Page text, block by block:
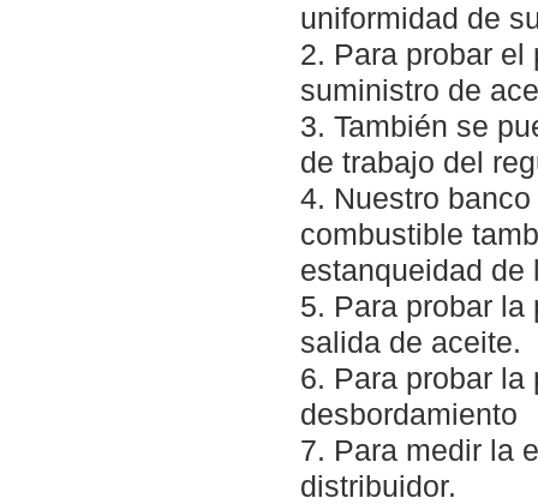
uniformidad de
2. Para probar
suministro de
3. También se
de trabajo del
4. Nuestro
combustible
estanqueidad de
5. Para probar
salida de aceite.
6. Para probar
desbordamiento
7. Para medir la
distribuidor.